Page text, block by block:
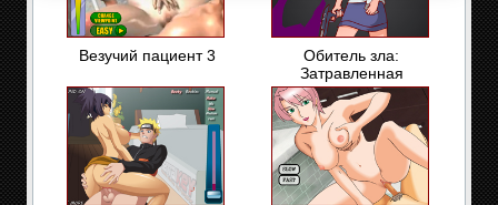
Везучий пациент 3
Обитель зла:
Затравленная